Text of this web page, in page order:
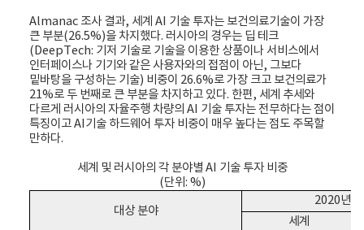
Almanac 조사 결과, 세계 AI 기술 투자는 보건의료기술이 가장
큰 부분(26.5%)을 차지했다. 러시아의 경우는 딥 테크
(DeepTech: 기저 기술로 기술을 이용한 상품이나 서비스에서
인터페이스나 기기와 같은 사용자와의 접점이 아닌, 그보다
밑바탕을 구성하는 기술) 비중이 26.6%로 가장 크고 보건의료가
21%로 두 번째로 큰 부분을 차지하고 있다. 한편, 세계 추세와
다르게 러시아의 자율주행 차량의 AI 기술 투자는 전무하다는 점이
특징이고 AI기술 하드웨어 투자 비중이 매우 높다는 점도 주목할
만하다.
세계 및 러시아의 각 분야별 AI 기술 투자 비중
(단위: %)
대상 분야
2020년
세계